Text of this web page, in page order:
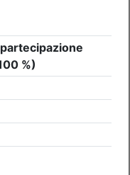
di Bergamo